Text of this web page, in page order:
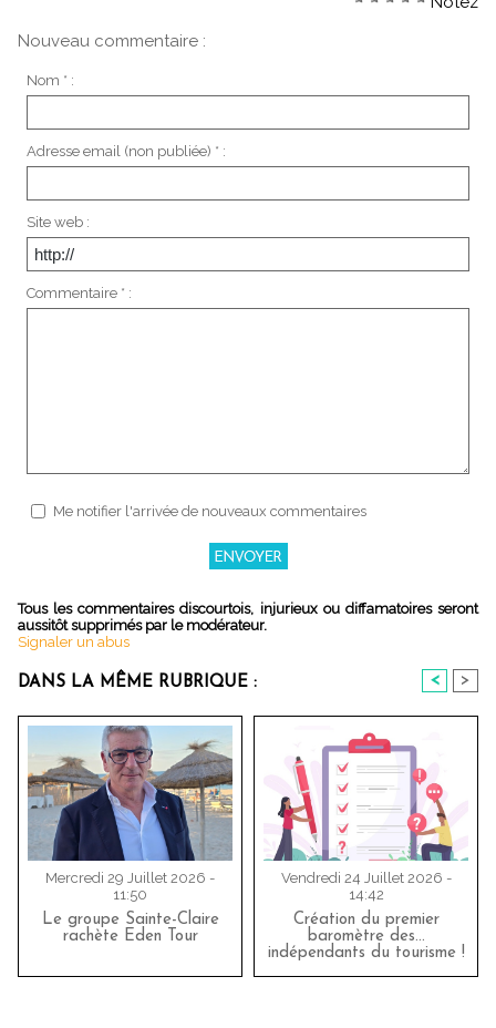
Nouveau commentaire :
Nom * :
Adresse email (non publiée) * :
Site web :
Commentaire * :
Me notifier l'arrivée de nouveaux commentaires
Tous les commentaires discourtois, injurieux ou diffamatoires seront
aussitôt supprimés par le modérateur.
Signaler un abus
DANS LA MÊME RUBRIQUE : < >
Mercredi 29 Juillet 2026 -
11:50
Le groupe Sainte-Claire
rachète Eden Tour
Vendredi 24 Juillet 2026 -
14:42
Création du premier
baromètre des…
indépendants du tourisme !